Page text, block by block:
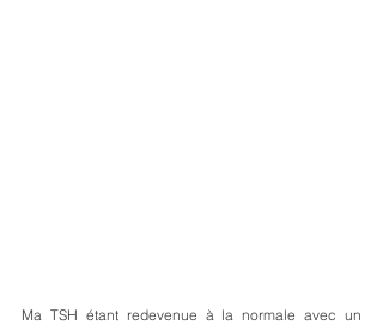
Ma TSH étant redevenue à la normale avec un